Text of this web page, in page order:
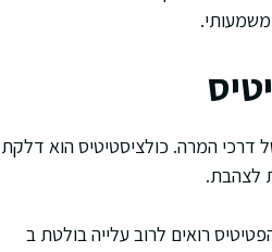
משמעותי.
דרכי המרה. כולציסטיטיס הוא דלקת
לצהבת.
רואים לרוב עלייה בולטת ב